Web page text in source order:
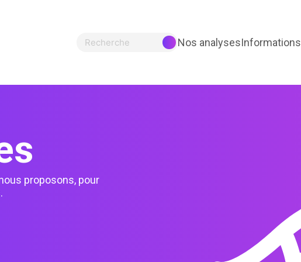
Recherche Nos analysesInformations
proposons, pour